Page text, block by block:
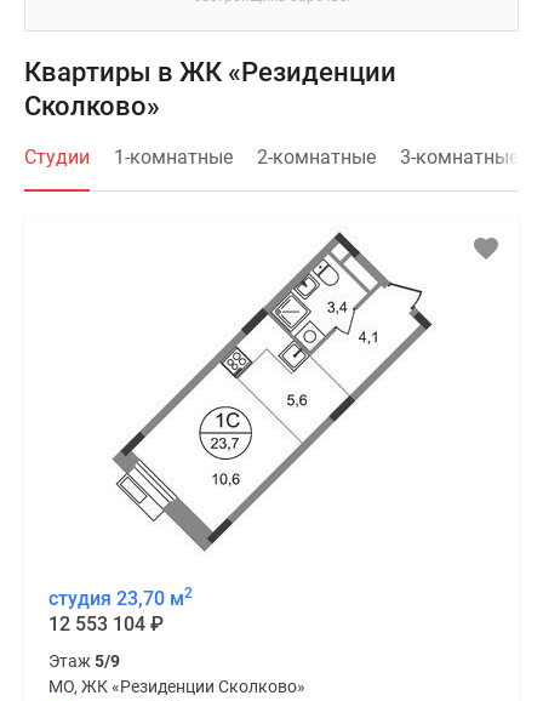
Квартиры в ЖК «Резиденции
Сколково»
Студии 1-комнатные 2-комнатные 3-комнатные
студия 23,70 м2
12 553 104 ₽
Этаж 5/9
МО, ЖК «Резиденции Сколково»